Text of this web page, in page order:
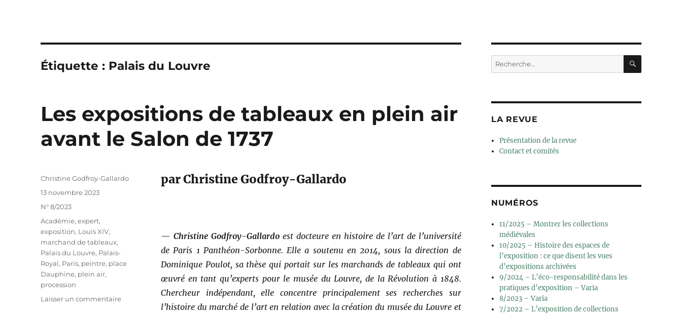
Étiquette : Palais du Louvre
Les expositions de tableaux en plein air
avant le Salon de 1737
par Christine Godfroy-Gallardo
— Christine Godfroy-Gallardoest docteure en histoire de l’art de l’université
de Paris 1 Panthéon-Sorbonne. Elle a soutenu en 2014, sous la direction de
Dominique Poulot, sa thèse qui portait sur les marchands de tableaux qui ont
œuvré en tant qu’experts pour le musée du Louvre, de la Révolution à 1848.
Chercheur indépendant, elle concentre principalement ses recherches sur
l’histoire du marché de l’art en relation avec la création du musée du Louvre et
Auteur
Christine Godfroy-Gallardo
Publié
13 novembre 2023
Catégories
N° 8/2023
Étiquettes
Académie,expert,
exposition, Louis XIV,
marchand de tableaux,
Palais du Louvre, Palais-
Royal, Paris, peintre, place
Dauphine, plein air,
procession
Laisser un commentairesur
Recherche
pour :
LA REVUE
Présentation de la revue
Contact et comités
NUMÉROS
11/2025 – Montrer les collections
médiévales
10/2025 – Histoire des espaces de
l’exposition : ce que disent les vues
d’expositions archivées
9/2024 – L’éco-responsabilité dans les
pratiques d’exposition – Varia
8/2023 – Varia
7/2022 – L’exposition de collections